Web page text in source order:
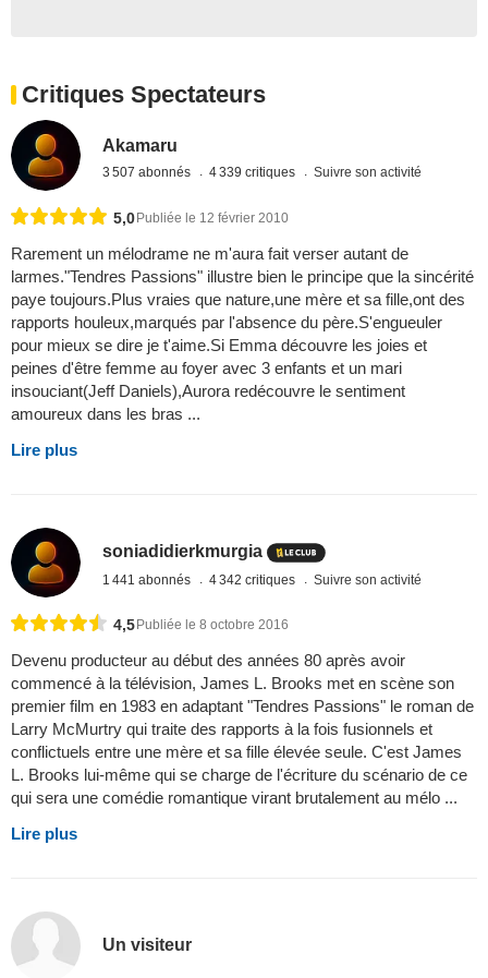
Critiques Spectateurs
Akamaru
3 507 abonnés 4 339 critiques Suivre son activité
5,0Publiée le 12 février 2010
Rarement un mélodrame ne m'aura fait verser autant de
larmes."Tendres Passions" illustre bien le principe que la sincérité
paye toujours.Plus vraies que nature,une mère et sa fille,ont des
rapports houleux,marqués par l'absence du père.S'engueuler
pour mieux se dire je t'aime.Si Emma découvre les joies et
peines d'être femme au foyer avec 3 enfants et un mari
insouciant(Jeff Daniels),Aurora redécouvre le sentiment
amoureux dans les bras ...
Lire plus
soniadidierkmurgia
1 441 abonnés 4 342 critiques Suivre son activité
4,5 Publiée le 8 octobre 2016
Devenu producteur au début des années 80 après avoir
commencé à la télévision, James L. Brooks met en scène son
premier film en 1983 en adaptant "Tendres Passions" le roman de
Larry McMurtry qui traite des rapports à la fois fusionnels et
conflictuels entre une mère et sa fille élevée seule. C'est James
L. Brooks lui-même qui se charge de l'écriture du scénario de ce
qui sera une comédie romantique virant brutalement au mélo ...
Lire plus
Un visiteur